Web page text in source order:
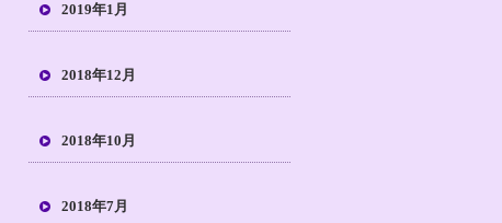
2019年1月
2018年12月
2018年10月
2018年7月